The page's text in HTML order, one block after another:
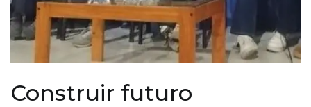
Construir futuro